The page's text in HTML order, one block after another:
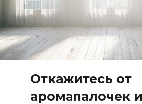
Откажитесь от
аромапалочек и